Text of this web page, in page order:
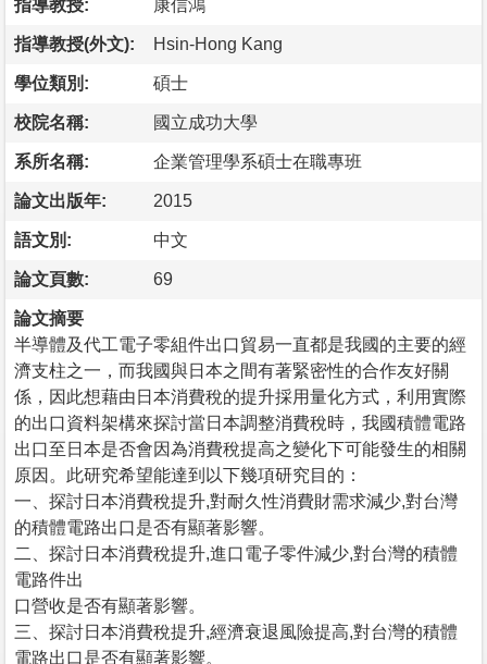
指導教授: 康信鴻
指導教授(外文): Hsin-Hong Kang
學位類別: 碩士
校院名稱: 國立成功大學
系所名稱: 企業管理學系碩士在職專班
論文出版年: 2015
語文別: 中文
論文頁數: 69
論文摘要
半導體及代工電子零組件出口貿易一直都是我國的主要的經
濟支柱之一，而我國與日本之間有著緊密性的合作友好關
係，因此想藉由日本消費稅的提升採用量化方式，利用實際
的出口資料架構來探討當日本調整消費稅時，我國積體電路
出口至日本是否會因為消費稅提高之變化下可能發生的相關
原因。此研究希望能達到以下幾項研究目的：
一、探討日本消費稅提升,對耐久性消費財需求減少,對台灣
的積體電路出口是否有顯著影響。
二、探討日本消費稅提升,進口電子零件減少,對台灣的積體
電路件出
口營收是否有顯著影響。
三、探討日本消費稅提升,經濟衰退風險提高,對台灣的積體
電路出口是否有顯著影響。